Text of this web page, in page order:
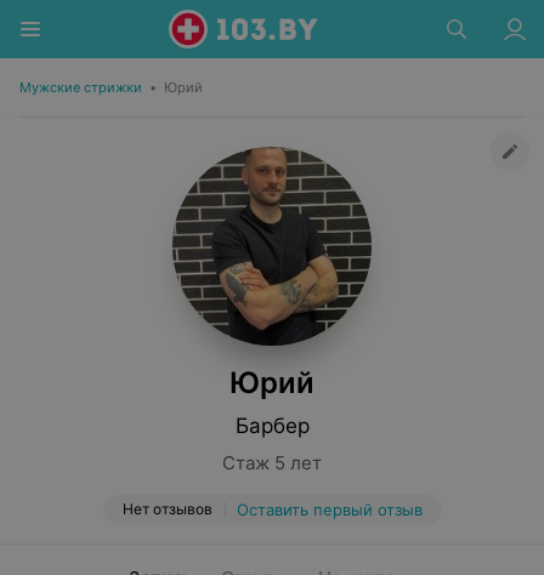
Мужские стрижки • Юрий
Юрий
Барбер
Стаж 5 лет
Нет отзывов Оставить первый отзыв